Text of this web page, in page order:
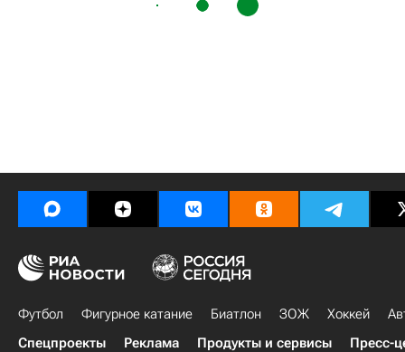
Футбол Фигурное катание Биатлон ЗОЖ Хоккей
Спецпроекты
Реклама Продукты и сервисы Пресс-